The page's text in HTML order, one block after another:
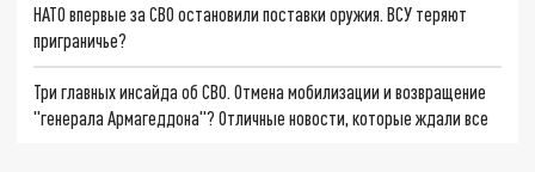
НАТО впервые за СВО остановили поставки оружия. ВСУ теряют
приграничье?
Три главных инсайда об СВО. Отмена мобилизации и возвращение
"генерала Армагеддона"? Отличные новости, которые ждали все